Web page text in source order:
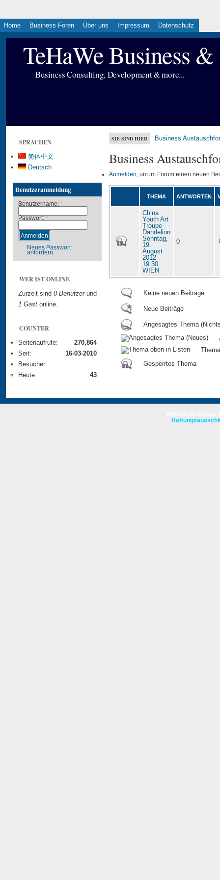
Home Business Foren Über uns Impressum Datenschutz
TeHaWe Business
Business Consulting, Development & more...
SPRACHEN
简体中文
Deutsch
Benutzeranmeldung
Benutzername: *
Passwort: *
Neues Passwort
anfordern
WER IST ONLINE
Zurzeit sind 0 Benutzerund
1 Gast online.
COUNTER
Seitenaufrufe:
270,864
Seit:
16-03-2010
Besucher:
Heute:
43
SIE SIND HIER Business
Business
Anmelden, um im Forum einen neuen
THEMA ANTWORTEN
China
Youth Art
Troupe
Dandelion
Sonntag,
19.
August
2012
19:30
WIEN
0
Keine neuen Beiträge
Neue Beiträge
Angesagtes Thema
Gesperrtes Thema